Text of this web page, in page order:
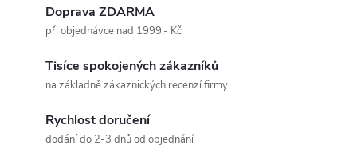
Doprava ZDARMA
při objednávce nad 1999,- Kč
Tisíce spokojených zákazníků
na základně zákaznických recenzí firmy
Rychlost doručení
dodání do 2-3 dnů od objednání